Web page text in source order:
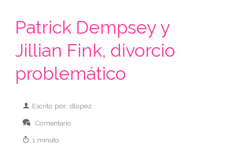
Patrick Dempsey y
Jillian Fink, divorcio
problemático
Escrito por: dlopez
Comentario
1 minuto